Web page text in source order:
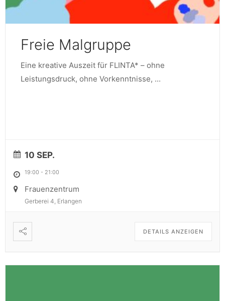
Freie Malgruppe
Eine kreative Auszeit für FLINTA* – ohne
Leistungsdruck, ohne Vorkenntnisse, ...
10 SEP.
19:00 - 21:00
Frauenzentrum
Gerberei 4, Erlangen
DETAILS ANZEIGEN